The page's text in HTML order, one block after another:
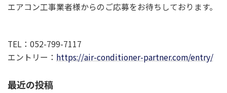
エアコン工事業者様からのご応募をお待ちしております。
TEL：052-799-7117
エントリー： https://air-conditioner-partner.com/entry/
最近の投稿